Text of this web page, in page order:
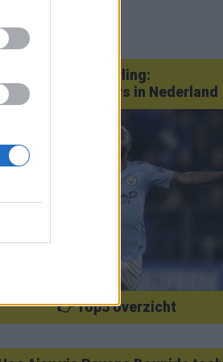
Van Götze tot Sterling:
statementtransfers in Nederland
👉 Top5 overzicht